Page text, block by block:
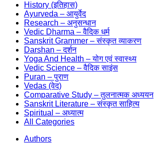
History (इतिहास)
Ayurveda – आयुर्वेद
Research – अनुसन्धान
Vedic Dharma – वैदिक धर्म
Sanskrit Grammer – संस्कृत व्याकरण
Darshan – दर्शन
Yoga And Health – योग एवं स्वास्थ्य
Vedic Science – वैदिक साइंस
Puran – पुराण
Vedas (वेद)
Comparative Study – तुलनात्मक अध्ययन
Sanskrit Literature – संस्कृत साहित्य
Spiritual – अध्यात्म
All Categories
Authors